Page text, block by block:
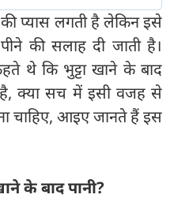
प्यास लगती है लेकिन इसे
की सलाह दी जाती है।
थे कि भुट्टा खाने के बाद
है, क्या सच में इसी वजह से
चाहिए, आइए जानते हैं इस
के बाद पानी?